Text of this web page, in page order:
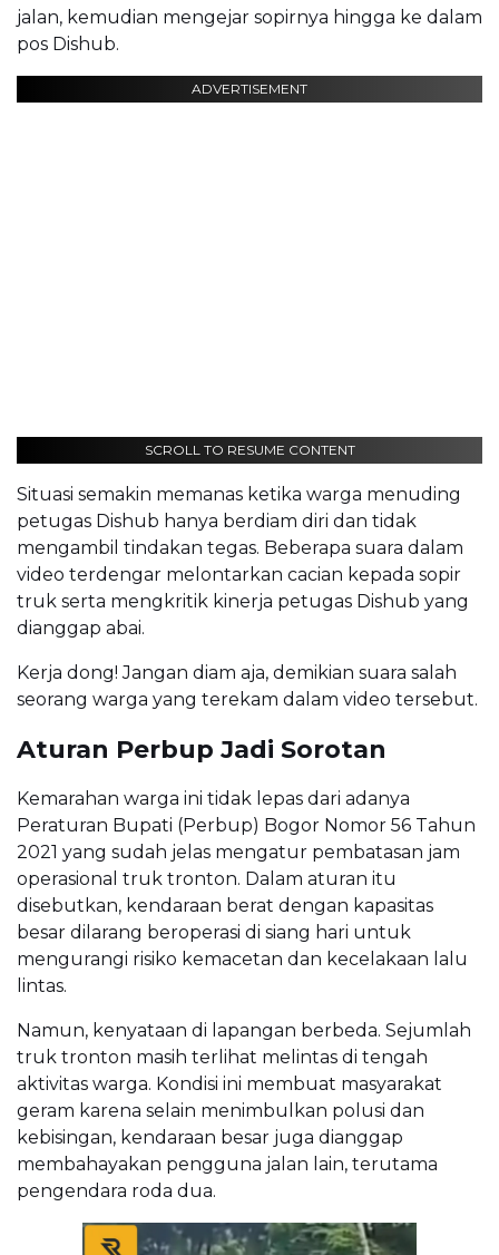
jalan, kemudian mengejar sopirnya hingga ke dalam
pos Dishub.
ADVERTISEMENT
SCROLL TO RESUME CONTENT
Situasi semakin memanas ketika warga menuding
petugas Dishub hanya berdiam diri dan tidak
mengambil tindakan tegas. Beberapa suara dalam
video terdengar melontarkan cacian kepada sopir
truk serta mengkritik kinerja petugas Dishub yang
dianggap abai.
Kerja dong! Jangan diam aja, demikian suara salah
seorang warga yang terekam dalam video tersebut.
Aturan Perbup Jadi Sorotan
Kemarahan warga ini tidak lepas dari adanya
Peraturan Bupati (Perbup) Bogor Nomor 56 Tahun
2021 yang sudah jelas mengatur pembatasan jam
operasional truk tronton. Dalam aturan itu
disebutkan, kendaraan berat dengan kapasitas
besar dilarang beroperasi di siang hari untuk
mengurangi risiko kemacetan dan kecelakaan lalu
lintas.
Namun, kenyataan di lapangan berbeda. Sejumlah
truk tronton masih terlihat melintas di tengah
aktivitas warga. Kondisi ini membuat masyarakat
geram karena selain menimbulkan polusi dan
kebisingan, kendaraan besar juga dianggap
membahayakan pengguna jalan lain, terutama
pengendara roda dua.